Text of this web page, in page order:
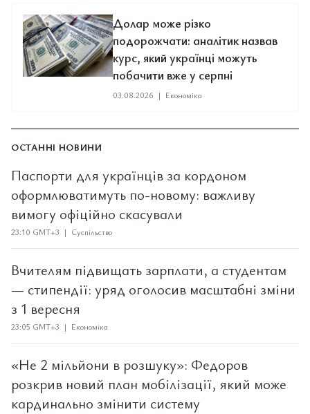
Долар може різко
подорожчати: аналітик назвав
курс, який українці можуть
побачити вже у серпні
03.08.2026 | Економіка
ОСТАННІ НОВИНИ
Паспорти для українців за кордоном
оформлюватимуть по-новому: важливу
вимогу офіційно скасували
23:10 GMT+3 | Суспільство
Вчителям підвищать зарплати, а студентам
— стипендії: уряд оголосив масштабні зміни
з 1 вересня
23:05 GMT+3 | Економіка
«Не 2 мільйони в розшуку»: Федоров
розкрив новий план мобілізації, який може
кардинально змінити систему